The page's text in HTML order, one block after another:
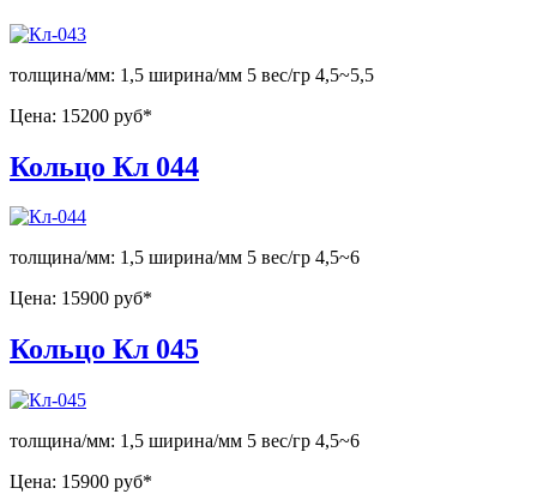
толщина/мм: 1,5 ширина/мм 5 вес/гр 4,5~5,5
Цена: 15200 руб*
Кольцо Кл 044
толщина/мм: 1,5 ширина/мм 5 вес/гр 4,5~6
Цена: 15900 руб*
Кольцо Кл 045
толщина/мм: 1,5 ширина/мм 5 вес/гр 4,5~6
Цена: 15900 руб*